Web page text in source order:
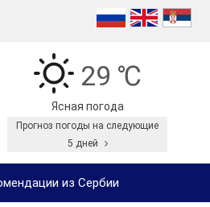
29 ℃
Ясная погода
Прогноз погоды на следующие
5 дней
из Сербии